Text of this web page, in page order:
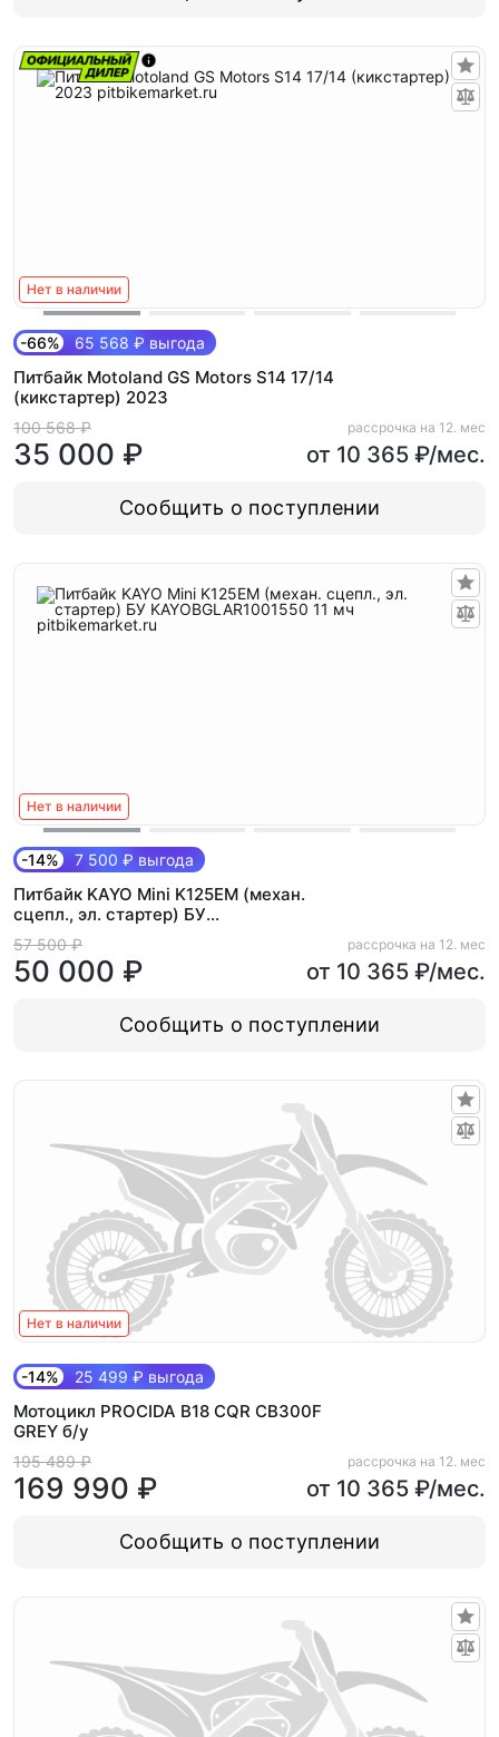
Нет в наличии
-66% 65 568 ₽ выгода
Питбайк Motoland GS Motors S14 17/14
(кикстартер) 2023
100 568 ₽
35 000 ₽
рассрочка на 12. мес
от 10 365 ₽/мес.
Сообщить о поступлении
Нет в наличии
-14% 7 500 ₽ выгода
Питбайк KAYO Mini K125EM (механ.
сцепл., эл. стартер) БУ
KAYOBGLAR1001550 11 мч
57 500 ₽
50 000 ₽
рассрочка на 12. мес
от 10 365 ₽/мес.
Сообщить о поступлении
Нет в наличии
-14% 25 499 ₽ выгода
Мотоцикл PROCIDA B18 CQR CB300F
GREY б/у
195 489 ₽
169 990 ₽
рассрочка на 12. мес
от 10 365 ₽/мес.
Сообщить о поступлении